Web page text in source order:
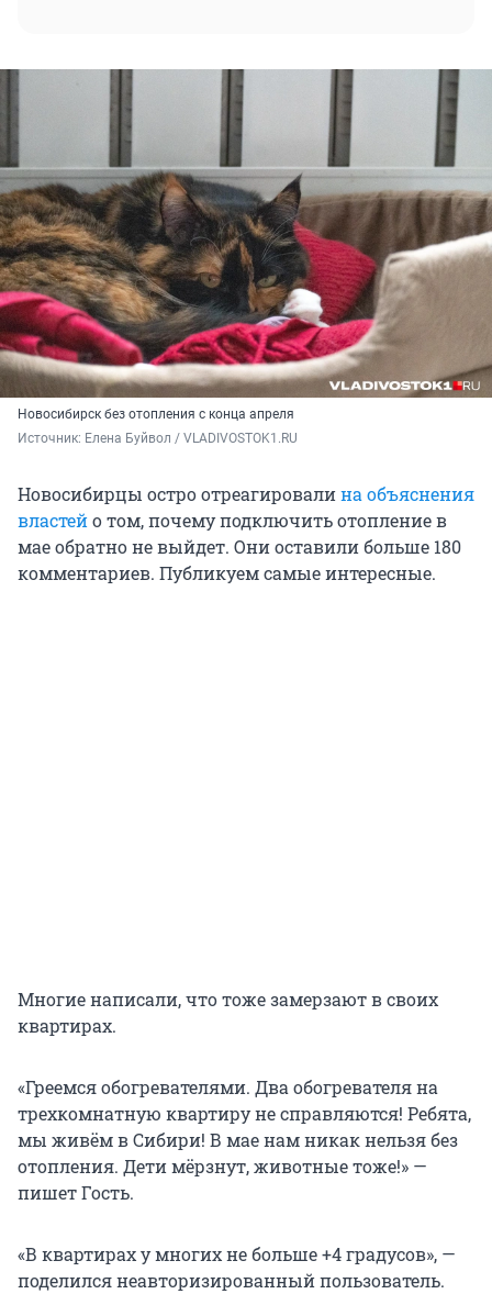
Новосибирск без отопления с конца апреля
Источник: Елена Буйвол / VLADIVOSTOK1.RU
Новосибирцы остро отреагировалина объяснения
властейо том, почему подключить отопление в
мае обратно не выйдет. Они оставили больше 180
комментариев. Публикуем самые интересные.
Многие написали, что тоже замерзают в своих
квартирах.
«Греемся обогревателями. Два обогревателя на
трехкомнатную квартиру не справляются! Ребята,
мы живём в Сибири! В мае нам никак нельзя без
отопления. Дети мёрзнут, животные тоже!» —
пишет Гость.
«В квартирах у многих не больше +4 градусов», —
поделился неавторизированный пользователь.